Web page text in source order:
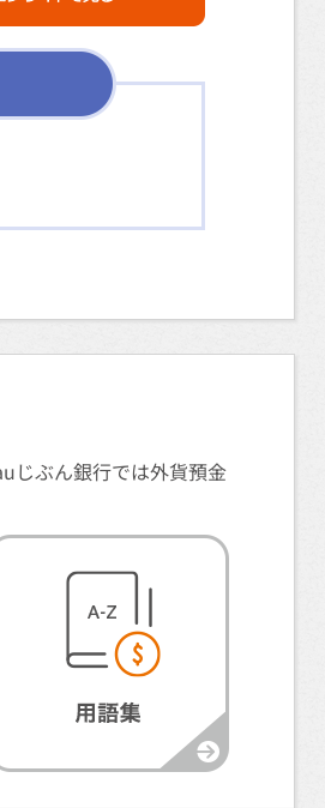
じぶん銀行では外貨預金